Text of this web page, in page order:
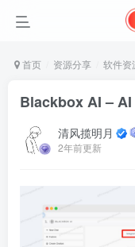
首页 资源分享 软件资
Blackbox AI – AI
清风揽明月
2年前更新